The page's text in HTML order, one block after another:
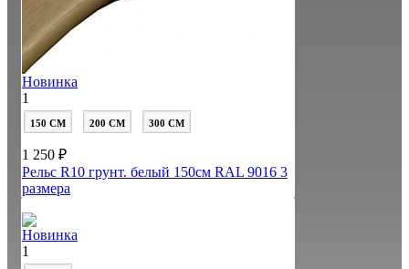
Новинка
1
150 СМ 200 СМ 300 СМ
1 250 ₽
Рельс R10 грунт. белый 150см RAL 9016 3
размера
Новинка
1